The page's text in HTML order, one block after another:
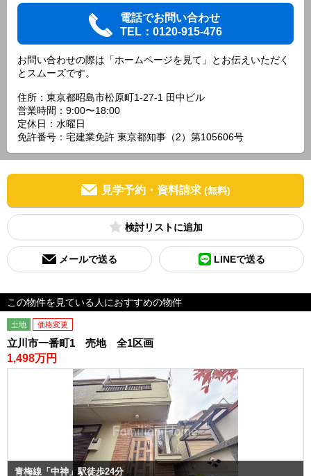
電話でお問い合わせ
TEL：0120-915-476
お問い合わせの際は「ホームページを見て」とお伝えいただく
とスムーズです。
住所：東京都昭島市松原町1-27-1 田中ビル
営業時間：9:00〜18:00
定休日：水曜日
免許番号：宅建業免許 東京都知事（2）第105606号
見学予約・資料請求 (無料)
検討リスト
メールで送る LINEで送る
この物件を見ている人におすすめの物件
土地 価格変更
立川市一番町1 売地 全1区画
1,498万円
青梅線「中神」駅徒歩24分